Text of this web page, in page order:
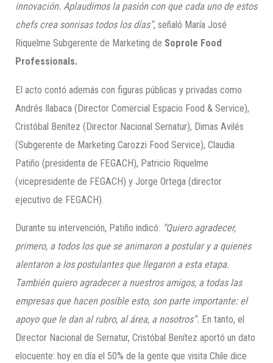
innovación. Aplaudimos la pasión con que cada uno de estos
chefs crea sonrisas todos los días”, señaló María José
Riquelme Subgerente de Marketing de Soprole Food
Professionals.
El acto contó además con figuras públicas y privadas como
Andrés Ilabaca (Director Comercial Espacio Food & Service),
Cristóbal Benítez (Director Nacional Sernatur), Dimas Avilés
(Subgerente de Marketing Carozzi Food Service), Claudia
Patiño (presidenta de FEGACH), Patricio Riquelme
(vicepresidente de FEGACH) y Jorge Ortega (director
ejecutivo de FEGACH).
Durante su intervención, Patiño indicó: “Quiero agradecer,
primero, a todos los que se animaron a postular y a quienes
alentaron a los postulantes que llegaron a esta etapa.
También quiero agradecer a nuestros amigos, a todas las
empresas que hacen posible esto, son parte importante: el
apoyo que le dan al rubro, al área, a nosotros”. En tanto, el
Director Nacional de Sernatur, Cristóbal Benítez aportó un dato
elocuente: hoy en día el 50% de la gente que visita Chile dice